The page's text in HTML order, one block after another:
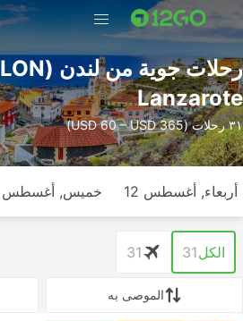
Lanzarote
٣١ رحلات (USD 60 – USD 365)
أربعاء, أغسطس 12 خميس, أغسطس 13
الكل31
31
الموصى به